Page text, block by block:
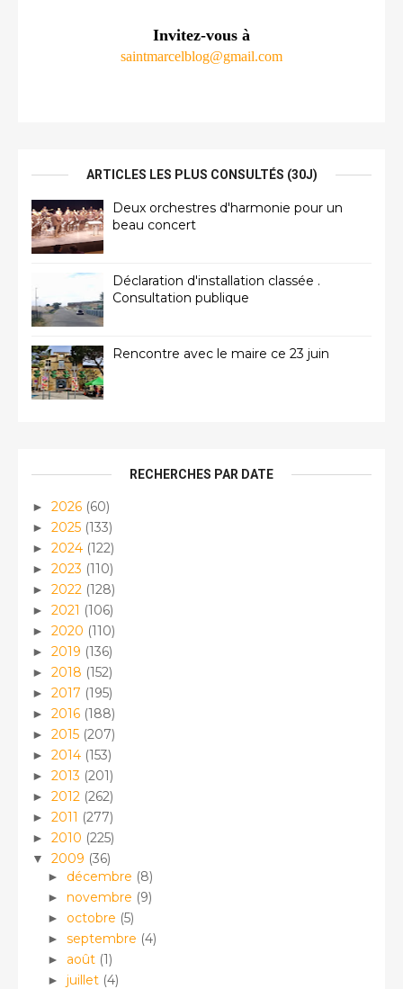
Invitez-vous à
saintmarcelblog@gmail.com
ARTICLES LES PLUS CONSULTÉS (30J)
Deux orchestres d'harmonie pour un
beau concert
Déclaration d'installation classée .
Consultation publique
Rencontre avec le maire ce 23 juin
RECHERCHES PAR DATE
► 2026 (60)
► 2025 (133)
► 2024 (122)
► 2023 (110)
► 2022 (128)
► 2021 (106)
► 2020 (110)
► 2019 (136)
► 2018 (152)
► 2017 (195)
► 2016 (188)
► 2015 (207)
► 2014 (153)
► 2013 (201)
► 2012 (262)
► 2011 (277)
► 2010 (225)
▼ 2009 (36)
► décembre (8)
► novembre (9)
► octobre (5)
► septembre (4)
► août (1)
► juillet (4)